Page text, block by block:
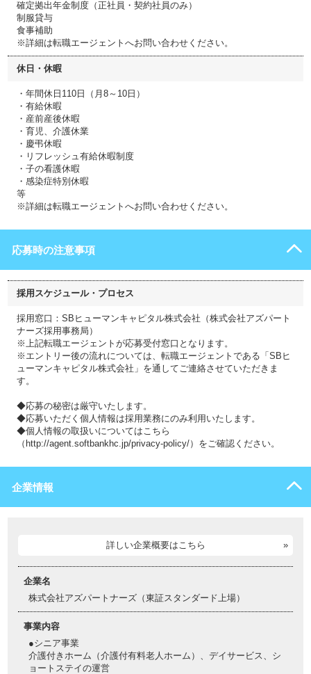
確定拠出年金制度（正社員・契約社員のみ）
制服貸与
食事補助
※詳細は転職エージェントへお問い合わせください。
休日・休暇
・年間休日110日（月8～10日）
・有給休暇
・産前産後休暇
・育児、介護休業
・慶弔休暇
・リフレッシュ有給休暇制度
・子の看護休暇
・感染症特別休暇
等
※詳細は転職エージェントへお問い合わせください。
応募時の注意事項
採用スケジュール・プロセス
採用窓口：SBヒューマンキャピタル株式会社（株式会社アズパート
ナーズ採用事務局）
※上記転職エージェントが応募受付窓口となります。
※エントリー後の流れについては、転職エージェントである「SBヒ
ューマンキャピタル株式会社」を通してご連絡させていただきま
す。
◆応募の秘密は厳守いたします。
◆応募いただく個人情報は採用業務にのみ利用いたします。
◆個人情報の取扱いについてはこちら
（http://agent.softbankhc.jp/privacy-policy/）をご確認ください。
企業情報
詳しい企業概要はこちら
企業名
株式会社アズパートナーズ（東証スタンダード上場）
事業内容
●シニア事業
介護付きホーム（介護付有料老人ホーム）、デイサービス、シ
ョートステイの運営